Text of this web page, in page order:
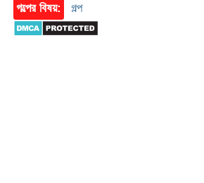
গল্পের বিষয়: গল্প